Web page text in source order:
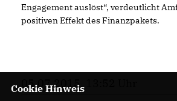
Engagement auslöst“, verdeutlicht
positiven Effekt des Finanzpakets.
05.07.2015, 13:52 Uhr
Cookie Hinweis